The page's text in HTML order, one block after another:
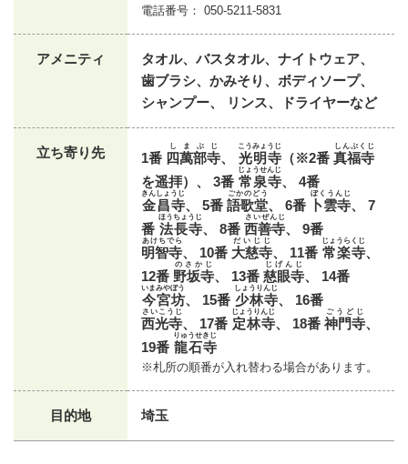
電話番号： 050-5211-5831
アメニティ
タオル、バスタオル、ナイトウェア、
歯ブラシ、かみそり、ボディソープ、
シャンプー、 リンス、ドライヤーなど
立ち寄り先 1番 四萬部寺
しまぶじ
、 光明寺
こうみょうじ
（※2番真福寺
しんぷくじ
を遥拝）、 3番 常泉寺
じょうせんじ
、 4番
金昌寺
きんしょうじ
、 5番語歌堂
ごかのどう
、 6番 卜雲寺
ぼくうんじ
、 7
番 法長寺
ほうちょうじ
、 8番西善寺
さいぜんじ
、 9番
明智寺
あけちでら
、 10番 大慈寺
だいじじ
、 11番 常楽寺
じょうらくじ
、
12番 野坂寺
のさかじ
、 13番慈眼寺
じげんじ
、 14番
今宮坊
いまみやぼう
、 15番 少林寺
しょうりんじ
、 16番
西光寺
さいこうじ
、 17番 定林寺
じょうりんじ
、 18番神門寺
ごうどじ
、
19番 龍石寺
りゅうせきじ
※札所の順番が入れ替わる場合があります。
目的地 埼玉